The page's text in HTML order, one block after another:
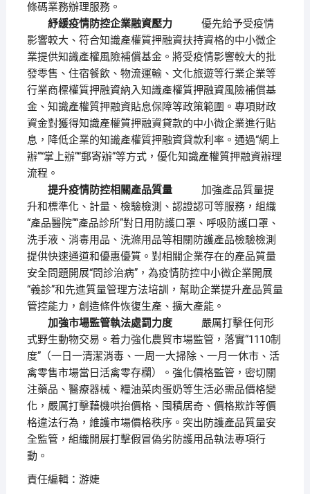
條碼業務辦理服務。
紓緩疫情防控企業融資壓力優先給予受疫情
影響較大、符合知識產權質押融資扶持資格的中小微企
業提供知識產權風險補償基金。將受疫情影響較大的批
發零售、住宿餐飲、物流運輸、文化旅遊等行業企業等
行業商標權質押融資納入知識產權質押融資風險補償基
金、知識產權質押融資貼息保障等政策範圍。專項財政
資金對獲得知識產權質押融資貸款的中小微企業進行貼
息，降低企業的知識產權質押融資貸款利率。通過“網上
辦”“掌上辦”“郵寄辦”等方式，優化知識產權質押融資辦理
流程。
提升疫情防控相關產品質量加強產品質量提
升和標準化、計量、檢驗檢測、認證認可等服務，組織
“產品醫院”“產品診所”對日用防護口罩、呼吸防護口罩、
洗手液、消毒用品、洗滌用品等相關防護產品檢驗檢測
提供快速通道和優惠優質。對相關企業存在的產品質量
安全問題開展“問診治病”，為疫情防控中小微企業開展
“義診”和先進質量管理方法培訓，幫助企業提升產品質量
管控能力，創造條件恢復生產、擴大產能。
加強市場監管執法處罰力度嚴厲打擊任何形
式野生動物交易。着力強化農貿市場監管，落實“1110制
度”（一日一清潔消毒、一周一大掃除、一月一休市、活
禽零售市場當日活禽零存欄）。強化價格監管，密切關
注藥品、醫療器械、糧油菜肉蛋奶等生活必需品價格變
化，嚴厲打擊藉機哄抬價格、囤積居奇、價格欺詐等價
格違法行為，維護市場價格秩序。突出防護產品質量安
全監管，組織開展打擊假冒偽劣防護用品執法專項行
動。
責任編輯：游婕